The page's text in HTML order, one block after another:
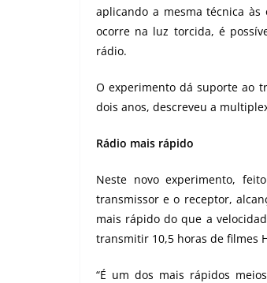
aplicando a mesma técnica
ocorre na luz torcida, é
rádio.
O experimento dá suporte ao
dois anos, descreveu a
Rádio mais rápido
Neste novo experimento,
transmissor e o receptor,
mais rápido do que a
transmitir 10,5 horas de filmes
“É um dos mais rápidos